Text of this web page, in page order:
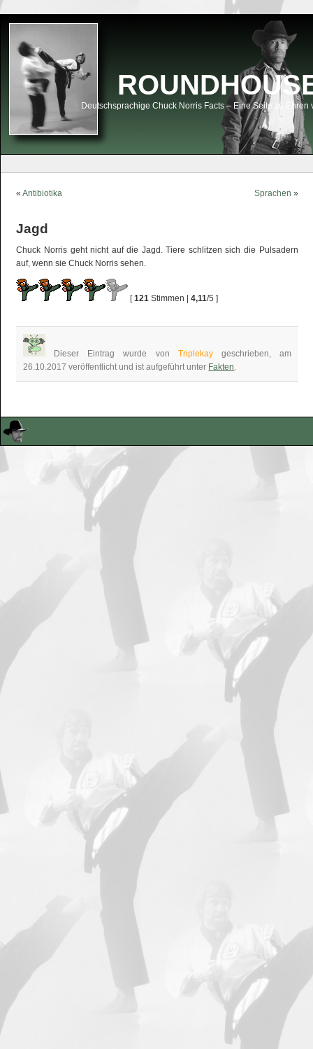
Deutschsprachige Chuck Norris Facts – Eine Seite zu
«Antibiotika Sprachen »
Jagd
Chuck Norris geht nicht auf die Jagd. Tiere schlitzen sich die Pulsadern
auf, wenn sie Chuck Norris sehen.
[121 Stimmen |4,11/5 ]
Dieser Eintrag wurde von Triplekaygeschrieben, am
26.10.2017 veröffentlicht und ist aufgeführt unter Fakten.